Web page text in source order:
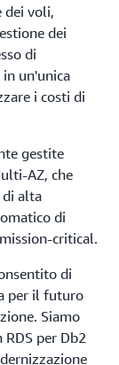
dei voli,
dei
di
un'unica
i costi di
gestite
AZ, che
di alta
di
critical.
di
per il futuro
Siamo
per Db2